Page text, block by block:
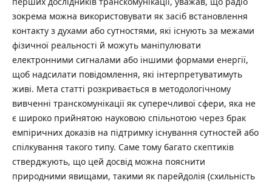
зокрема можна використовувати як засіб встановлення
контакту з духами або сутностями, які існують за межами
фізичної реальності й можуть маніпулювати
електронними сигналами або іншими формами енергії,
щоб надсилати повідомлення, які інтерпретуватимуть
живі. Мета статті розкривається в методологічному
вивченні транскомунікації як суперечливої сфери, яка не
є широко прийнятою науковою спільнотою через брак
емпіричних доказів на підтримку існування сутностей або
спілкування такого типу. Саме тому багато скептиків
стверджують, що цей досвід можна пояснити
природними явищами, такими як парейдолія (схильність